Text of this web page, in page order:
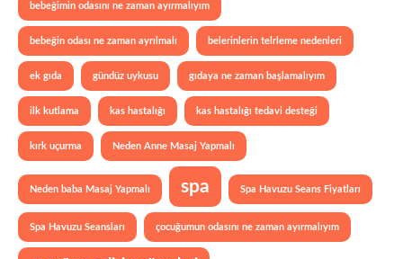
bebeğimin odasını ne zaman ayırmalıyım
bebeğin odası ne zaman ayrılmalı belerinlerin telrleme nedenleri
ek gıda gündüz uykusu gıdaya ne zaman başlamalıyım
ilk kutlama kas hastalığı kas hastalığı tedavi desteği
kırk uçurma Neden Anne Masaj Yapmalı
Neden baba Masaj Yapmalı spa Spa Havuzu Seans Fiyatları
Spa Havuzu Seansları çocuğumun odasını ne zaman ayırmalıyım